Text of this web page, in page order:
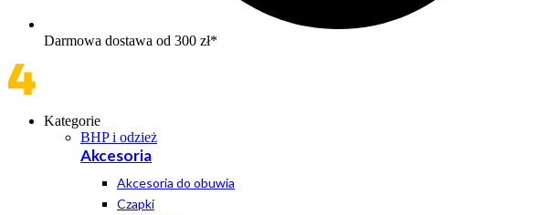
Darmowa dostawa od 300 zł*
Kategorie
BHP i odzież
Akcesoria
Akcesoria do obuwia
Czapki